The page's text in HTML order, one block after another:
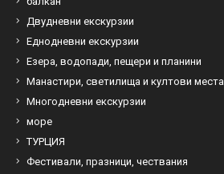
Двудневни екскурзии
Еднодневни екскурзии
Езера, водопади, пещери и планини
Манастири, светилища и култови места
Многодневни екскурзии
море
ТУРЦИЯ
Фестивали, празници, чествания